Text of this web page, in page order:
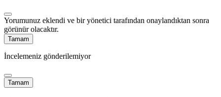
Yorumunuz eklendi ve bir yönetici tarafından onaylandıktan sonra
görünür olacaktır.
Tamam
İncelemeniz gönderilemiyor
Tamam